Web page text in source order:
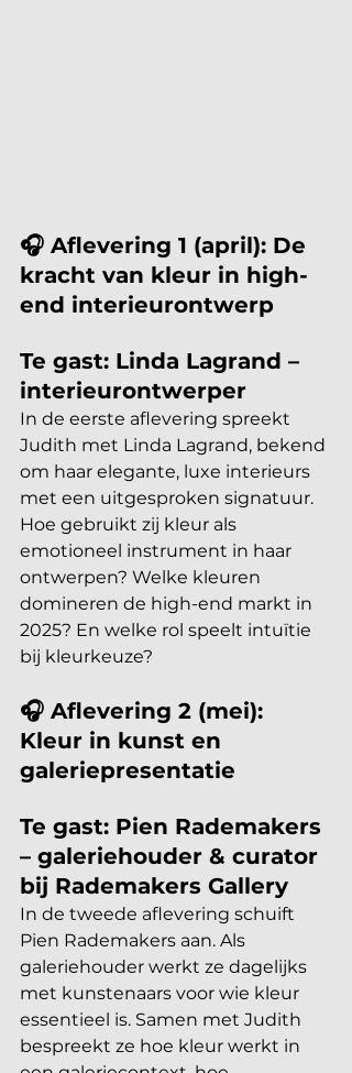
🎧 Aflevering 1 (april): De
kracht van kleur in high-
end interieurontwerp
Te gast: Linda Lagrand –
interieurontwerper
In de eerste aflevering spreekt
Judith met Linda Lagrand, bekend
om haar elegante, luxe interieurs
met een uitgesproken signatuur.
Hoe gebruikt zij kleur als
emotioneel instrument in haar
ontwerpen? Welke kleuren
domineren de high-end markt in
2025? En welke rol speelt intuïtie
bij kleurkeuze?
🎧 Aflevering 2 (mei):
Kleur in kunst en
galeriepresentatie
Te gast: Pien Rademakers
– galeriehouder & curator
bij Rademakers Gallery
In de tweede aflevering schuift
Pien Rademakers aan. Als
galeriehouder werkt ze dagelijks
met kunstenaars voor wie kleur
essentieel is. Samen met Judith
bespreekt ze hoe kleur werkt in